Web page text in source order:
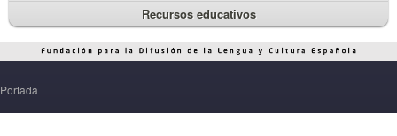
Recursos educativos
Portada